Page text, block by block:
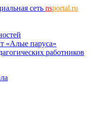
сеть nsportal.ru
«Алые паруса»
работников